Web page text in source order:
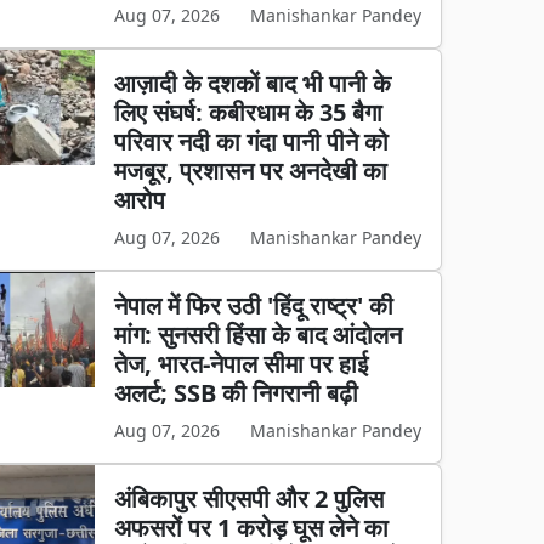
Aug 07, 2026 Manishankar Pandey
आज़ादी के दशकों बाद भी पानी के
लिए संघर्ष: कबीरधाम के 35 बैगा
परिवार नदी का गंदा पानी पीने को
मजबूर, प्रशासन पर अनदेखी का
आरोप
Aug 07, 2026 Manishankar Pandey
नेपाल में फिर उठी 'हिंदू राष्ट्र' की
मांग: सुनसरी हिंसा के बाद आंदोलन
तेज, भारत-नेपाल सीमा पर हाई
अलर्ट; SSB की निगरानी बढ़ी
Aug 07, 2026 Manishankar Pandey
अंबिकापुर सीएसपी और 2 पुलिस
अफसरों पर 1 करोड़ घूस लेने का